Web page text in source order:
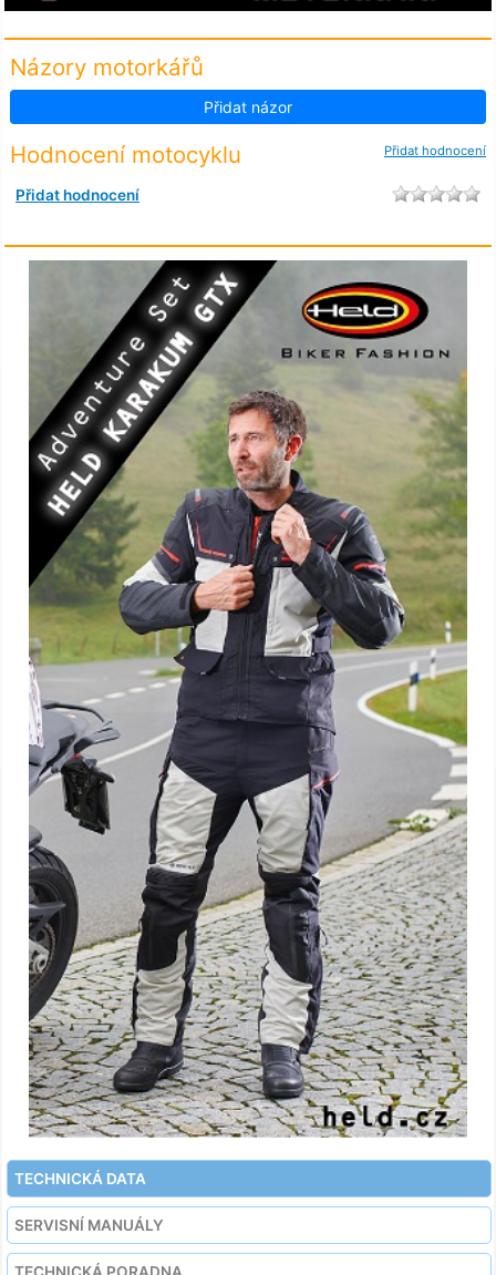
Názory motorkářů
Přidat názor
Přidat hodnocení
Hodnocení motocyklu
Přidat hodnocení
TECHNICKÁ DATA
SERVISNÍ MANUÁLY
TECHNICKÁ PORADNA